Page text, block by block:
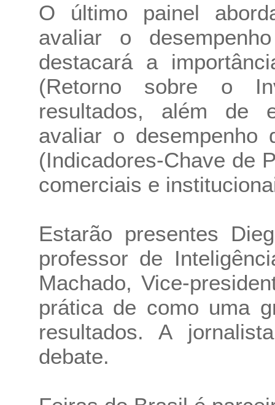
O último painel
avaliar o
destacará a
(Retorno sobre o
resultados, além de
avaliar o desempenho
(Indicadores-Chave de
comerciais e
Estarão presentes
professor de
Machado, Vice-
prática de como uma
resultados. A
debate.